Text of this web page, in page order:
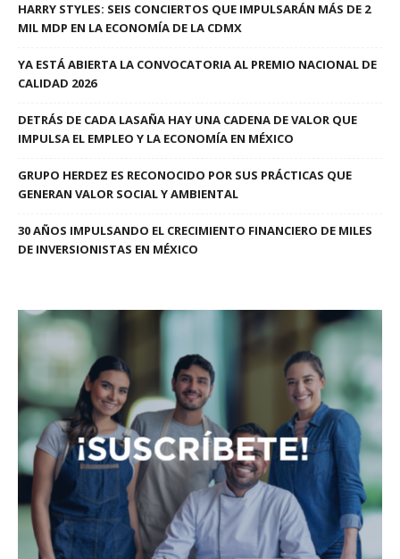
HARRY STYLES: SEIS CONCIERTOS QUE IMPULSARÁN MÁS DE 2
MIL MDP EN LA ECONOMÍA DE LA CDMX
YA ESTÁ ABIERTA LA CONVOCATORIA AL PREMIO NACIONAL DE
CALIDAD 2026
DETRÁS DE CADA LASAÑA HAY UNA CADENA DE VALOR QUE
IMPULSA EL EMPLEO Y LA ECONOMÍA EN MÉXICO
GRUPO HERDEZ ES RECONOCIDO POR SUS PRÁCTICAS QUE
GENERAN VALOR SOCIAL Y AMBIENTAL
30 AÑOS IMPULSANDO EL CRECIMIENTO FINANCIERO DE MILES
DE INVERSIONISTAS EN MÉXICO